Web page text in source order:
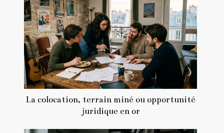
La colocation, terrain miné ou opportunité
juridique en or